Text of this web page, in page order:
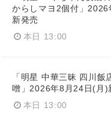
からしマヨ2個付」
新発売
本日 13:00
「明星 中華三昧 四川飯
噌」2026年8月24日(月)
本日 13:00